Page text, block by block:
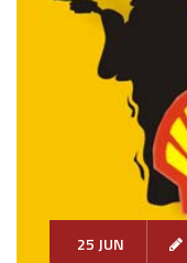
25 JUN